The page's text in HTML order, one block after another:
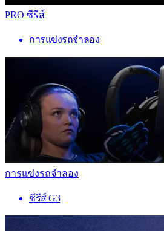
PRO ซีรีส์
การแข่งรถจำลอง
การแข่งรถจำลอง
ซีรีส์ G3